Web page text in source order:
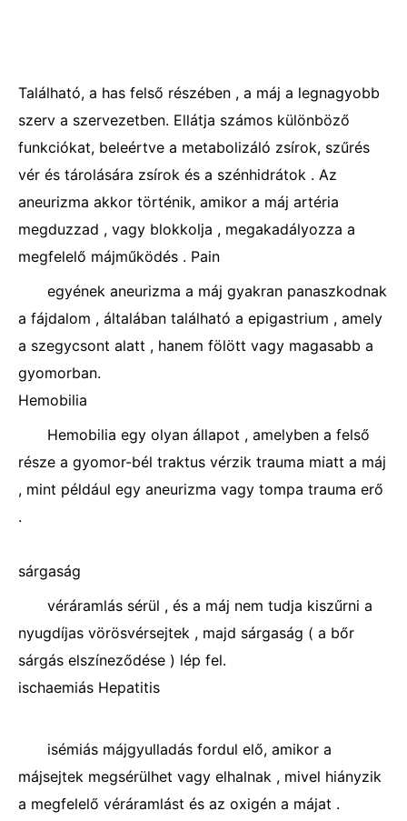
Található, a has felső részében , a máj a legnagyobb
szerv a szervezetben. Ellátja számos különböző
funkciókat, beleértve a metabolizáló zsírok, szűrés
vér és tárolására zsírok és a szénhidrátok . Az
aneurizma akkor történik, amikor a máj artéria
megduzzad , vagy blokkolja , megakadályozza a
megfelelő májműködés . Pain
egyének aneurizma a máj gyakran panaszkodnak
a fájdalom , általában található a epigastrium , amely
a szegycsont alatt , hanem fölött vagy magasabb a
gyomorban.
Hemobilia
Hemobilia egy olyan állapot , amelyben a felső
része a gyomor-bél traktus vérzik trauma miatt a máj
, mint például egy aneurizma vagy tompa trauma erő
.
sárgaság
véráramlás sérül , és a máj nem tudja kiszűrni a
nyugdíjas vörösvérsejtek , majd sárgaság ( a bőr
sárgás elszíneződése ) lép fel.
ischaemiás Hepatitis
isémiás májgyulladás fordul elő, amikor a
májsejtek megsérülhet vagy elhalnak , mivel hiányzik
a megfelelő véráramlást és az oxigén a májat .